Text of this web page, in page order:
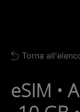
Back to list
Torna
eSIM •